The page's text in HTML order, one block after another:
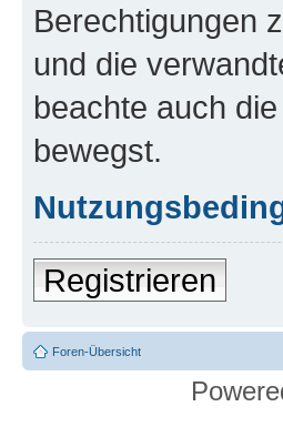
Berechtigungen
und die
beachte auch
bewegst.
Registrieren
Foren-Übersicht